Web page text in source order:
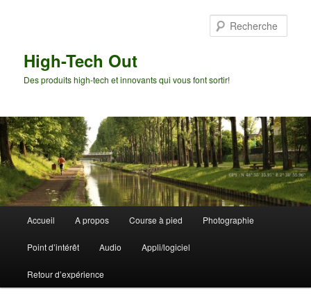
High-Tech Out
Des produits high-tech et innovants qui vous font sortir!
principal
Accueil A propos Course à pied Photographie
Point d’intérêt Audio Appli/logiciel
Retour d’expérience